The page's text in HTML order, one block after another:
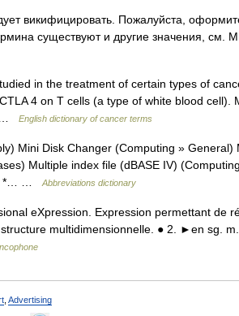
викифицировать. Пожалуйста,
существуют и другие значения, см.
in the treatment of certain types of
4 on T cells (a type of white blood cell).
…
English dictionary of cancer terms
Mini Disk Changer (Computing » General)
Multiple index file (dBASE IV)
*… …
Abbreviations dictionary
eXpression. Expression permettant de
multidimensionnelle. ● 2. ►en sg.
Advertising